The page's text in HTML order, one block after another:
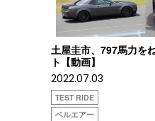
土屋圭市、797馬力を
ト【動画】
2022.07.03
TEST RIDE
ベルエアー